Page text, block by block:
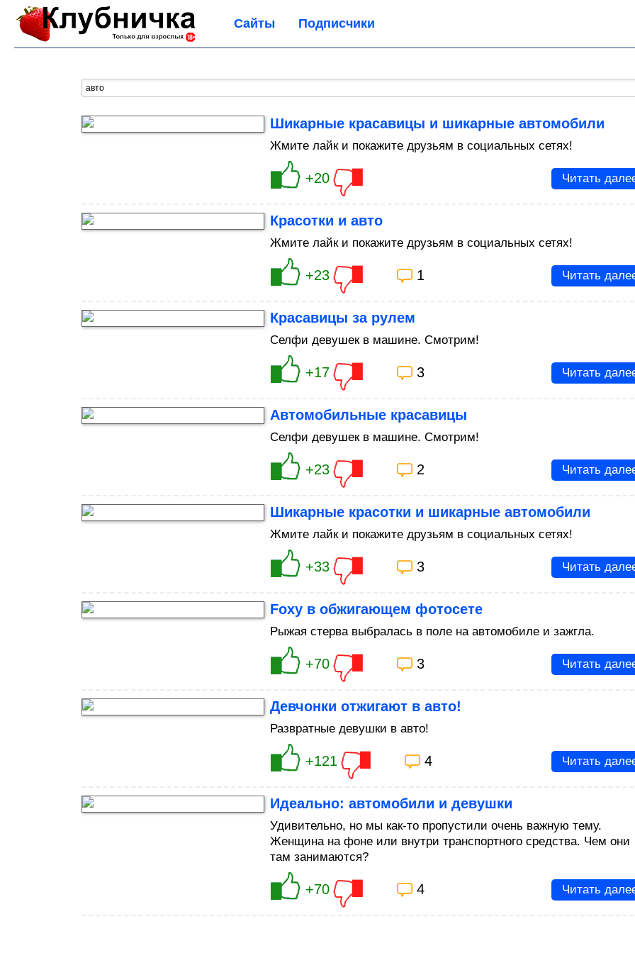
Сайты Подписчики
Шикарные красавицы и шикарные автомобили
Жмите лайк и покажите друзьям в социальных сетях!
+20 Читать
Красотки и авто
Жмите лайк и покажите друзьям в социальных сетях!
+23 1 Читать
Красавицы за рулем
Селфи девушек в машине. Смотрим!
+17 3 Читать
Автомобильные красавицы
Селфи девушек в машине. Смотрим!
+23 2 Читать
Шикарные красотки и шикарные автомобили
Жмите лайк и покажите друзьям в социальных сетях!
+33 3 Читать
Foxy в обжигающем фотосете
Рыжая стерва выбралась в поле на автомобиле и зажгла.
+70 3 Читать
Девчонки отжигают в авто!
Развратные девушки в авто!
+121 4 Читать
Идеально: автомобили и девушки
Удивительно, но мы как-то пропустили очень важную тему.
Женщина на фоне или внутри транспортного средства. Чем они
там занимаются?
+70 4 Читать